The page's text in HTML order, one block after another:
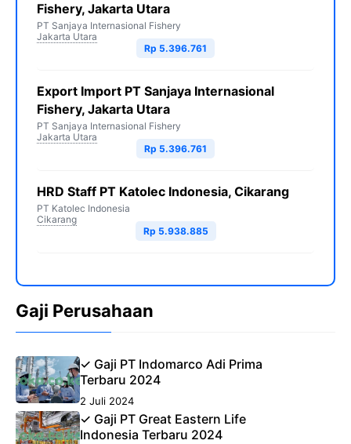
Fishery, Jakarta Utara
PT Sanjaya Internasional Fishery
Jakarta Utara
Rp 5.396.761
Export Import PT Sanjaya Internasional
Fishery, Jakarta Utara
PT Sanjaya Internasional Fishery
Jakarta Utara
Rp 5.396.761
HRD Staff PT Katolec Indonesia, Cikarang
PT Katolec Indonesia
Cikarang
Rp 5.938.885
Gaji Perusahaan
✓ Gaji PT Indomarco Adi Prima
Terbaru 2024
2 Juli 2024
✓ Gaji PT Great Eastern Life
Indonesia Terbaru 2024